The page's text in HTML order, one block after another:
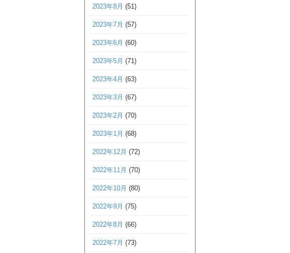
2023年8月 (51)
2023年7月 (57)
2023年6月 (60)
2023年5月 (71)
2023年4月 (63)
2023年3月 (67)
2023年2月 (70)
2023年1月 (68)
2022年12月 (72)
2022年11月 (70)
2022年10月 (80)
2022年9月 (75)
2022年8月 (66)
2022年7月 (73)